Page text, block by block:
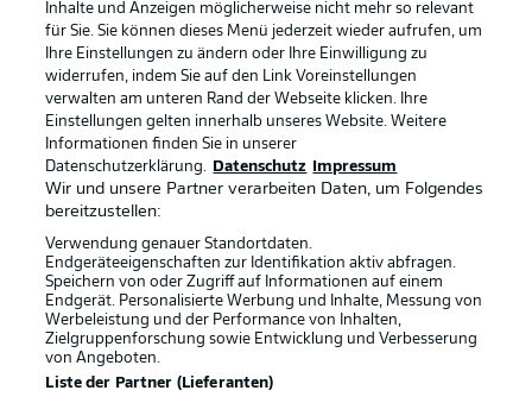
Rechtliche Hinweise Voreinstellungen verwalten
Datenschutz Nutzungsbedingungen
Kontakt
Inhalte und Anzeigen möglicherweise nicht mehr so relevant
für Sie. Sie können dieses Menü jederzeit wieder aufrufen, um
Ihre Einstellungen zu ändern oder Ihre Einwilligung zu
widerrufen, indem Sie auf den Link Voreinstellungen
verwalten am unteren Rand der Webseite klicken. Ihre
Einstellungen gelten innerhalb unseres Website. Weitere
Informationen finden Sie in unserer
Datenschutzerklärung.
Datenschutz Impressum
Wir und unsere Partner verarbeiten Daten, um Folgendes
bereitzustellen:
Verwendung genauer Standortdaten.
Endgeräteeigenschaften zur Identifikation aktiv abfragen.
Speichern von oder Zugriff auf Informationen auf einem
Endgerät. Personalisierte Werbung und Inhalte, Messung von
Werbeleistung und der Performance von Inhalten,
Zielgruppenforschung sowie Entwicklung und Verbesserung
von Angeboten.
Liste der Partner (Lieferanten)